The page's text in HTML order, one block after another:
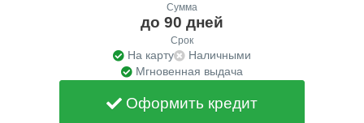
Сумма
до 90 дней
Срок
На карту
Наличными
Мгновенная выдача
Оформить кредит